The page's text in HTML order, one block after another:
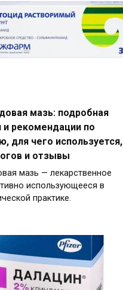
мазь: подробная
и рекомендации по
для чего используется,
и отзывы
мазь — лекарственное
использующееся в
практике.